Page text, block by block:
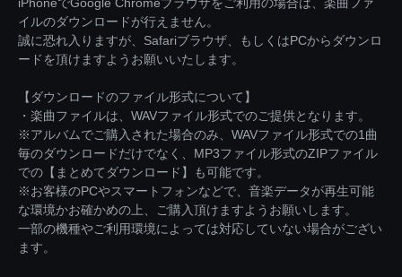
イルのダウンロードが行えません。
誠に恐れ入りますが、Safariブラウザ、もしくはPCからダウンロ
ードを頂けますようお願いいたします。
【ダウンロードのファイル形式について】
・楽曲ファイルは、WAVファイル形式でのご提供となります。
※アルバムでご購入された場合のみ、WAVファイル形式での1曲
毎のダウンロードだけでなく、MP3ファイル形式のZIPファイル
での【まとめてダウンロード】も可能です。
※お客様のPCやスマートフォンなどで、音楽データが再生可能
な環境かお確かめの上、ご購入頂けますようお願いします。
一部の機種やご利用環境によっては対応していない場合がござい
ます。